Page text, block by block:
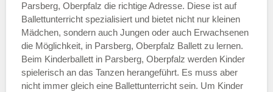
Parsberg, Oberpfalz die richtige Adresse. Diese ist auf
Ballettunterricht spezialisiert und bietet nicht nur kleinen
Mädchen, sondern auch Jungen oder auch Erwachsenen
die Möglichkeit, in Parsberg, Oberpfalz Ballett zu lernen.
Beim Kinderballett in Parsberg, Oberpfalz werden Kinder
spielerisch an das Tanzen herangeführt. Es muss aber
nicht immer gleich eine Ballettunterricht sein. Um Kinder